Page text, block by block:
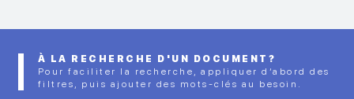
À LA RECHERCHE D'UN DOCUMENT?
Pour faciliter la recherche, appliquer d’abord des
filtres, puis ajouter des mots-clés au besoin.